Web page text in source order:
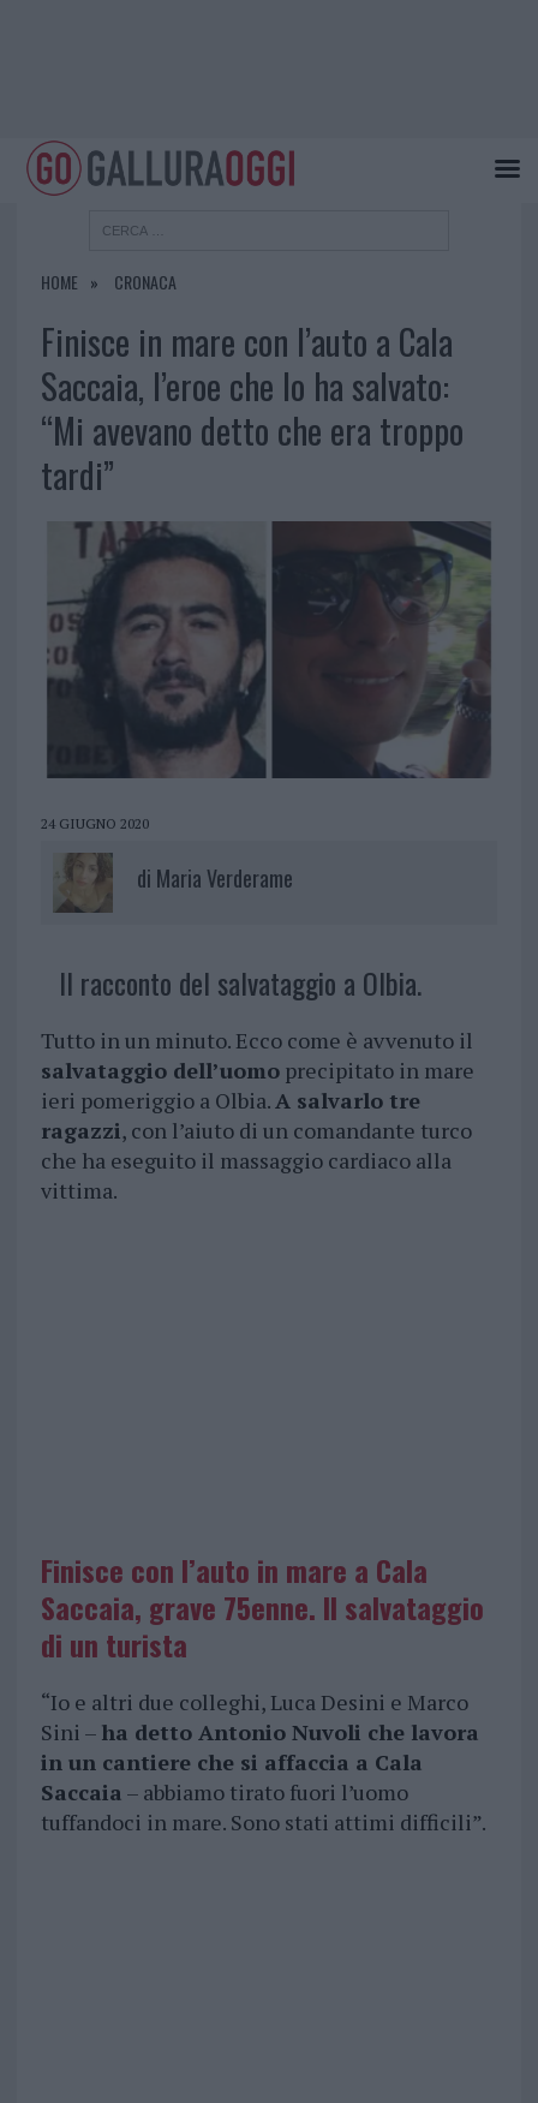
HOME CRONACA
Finisce in mare con l’auto a Cala
Saccaia, l’eroe che lo ha salvato:
“Mi avevano detto che era troppo
tardi”
24 GIUGNO 2020
di Maria Verderame
Il racconto del salvataggio a Olbia.
Tutto in un minuto. Ecco come è avvenuto il
salvataggio dell’uomoprecipitato in mare
ieri pomeriggio a Olbia.A salvarlo tre
ragazzi, con l’aiuto di un comandante turco
che ha eseguito il massaggio cardiaco alla
vittima.
Finisce con l’auto in mare a Cala
Saccaia, grave 75enne. Il salvataggio
di un turista
“Io e altri due colleghi, Luca Desini e Marco
Sini – ha detto Antonio Nuvoli che lavora
in un cantiere che si affaccia a Cala
Saccaia – abbiamo tirato fuori l’uomo
tuffandoci in mare. Sono stati attimi difficili”.